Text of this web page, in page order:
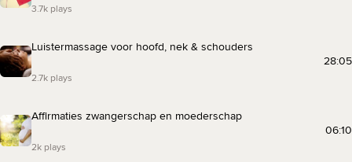
3.7k plays
Luistermassage voor hoofd, nek & schouders
2.7k plays
28:05
Affirmaties zwangerschap en moederschap
2k plays
06:10